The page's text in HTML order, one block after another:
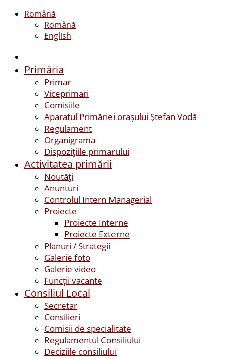
Română
Română
English
Primăria
Primar
Viceprimari
Comisiile
Aparatul Primăriei orașului Ștefan Vodă
Regulament
Organigrama
Dispozițiile primarului
Activitatea primării
Noutăți
Anunturi
Controlul Intern Managerial
Proiecte
Proiecte Interne
Proiecte Externe
Planuri / Strategii
Galerie foto
Galerie video
Funcții vacante
Consiliul Local
Secretar
Consilieri
Comisii de specialitate
Regulamentul Consiliului
Deciziile consiliului